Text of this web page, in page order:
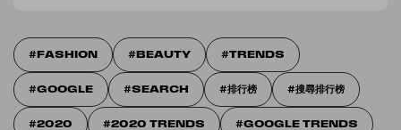
FASHION BEAUTY TRENDS
GOOGLE SEARCH 排行榜 搜尋排行榜
2020 2020 TRENDS GOOGLE TRENDS